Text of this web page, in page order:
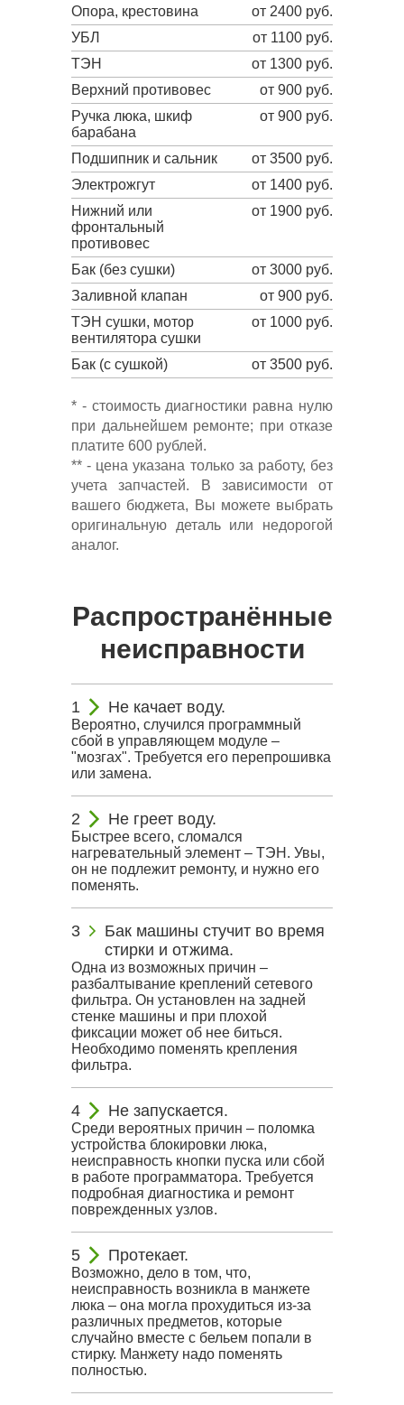
Опора, крестовина
от 2400 руб.
УБЛ
от 1100 руб.
ТЭН
от 1300 руб.
Верхний противовес
от 900 руб.
Ручка люка, шкиф
барабана
от 900 руб.
Подшипник и сальник
от 3500 руб.
Электрожгут
от 1400 руб.
Нижний или
фронтальный
противовес
от 1900 руб.
Бак (без сушки)
от 3000 руб.
Заливной клапан
от 900 руб.
ТЭН сушки, мотор
вентилятора сушки
от 1000 руб.
Бак (с сушкой) от 3500 руб.
* - стоимость диагностики равна нулю
при дальнейшем ремонте; при отказе
платите 600 рублей.
** - цена указана только за работу, без
учета запчастей. В зависимости от
вашего бюджета, Вы можете выбрать
оригинальную деталь или недорогой
аналог.
Распространённые
неисправности
Не качает воду.
Вероятно, случился программный
сбой в управляющем модуле –
"мозгах". Требуется его перепрошивка
или замена.
Не греет воду.
Быстрее всего, сломался
нагревательный элемент – ТЭН. Увы,
он не подлежит ремонту, и нужно его
поменять.
Бак машины стучит во время
стирки и отжима.
Одна из возможных причин –
разбалтывание креплений сетевого
фильтра. Он установлен на задней
стенке машины и при плохой
фиксации может об нее биться.
Необходимо поменять крепления
фильтра.
Не запускается.
Среди вероятных причин – поломка
устройства блокировки люка,
неисправность кнопки пуска или сбой
в работе программатора. Требуется
подробная диагностика и ремонт
поврежденных узлов.
Протекает.
Возможно, дело в том, что,
неисправность возникла в манжете
люка – она могла прохудиться из-за
различных предметов, которые
случайно вместе с бельем попали в
стирку. Манжету надо поменять
полностью.